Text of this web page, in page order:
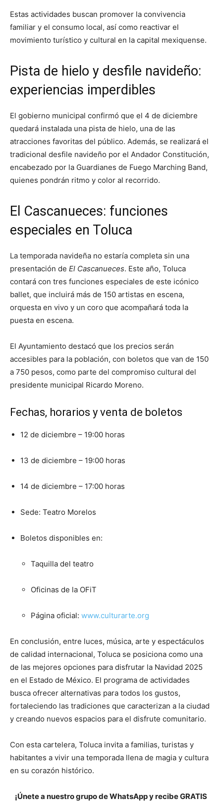
Estas actividades buscan promover la convivencia
familiar y el consumo local, así como reactivar el
movimiento turístico y cultural en la capital mexiquense.
Pista de hielo y desfile navideño:
experiencias imperdibles
El gobierno municipal confirmó que el 4 de diciembre
quedará instalada una pista de hielo, una de las
atracciones favoritas del público. Además, se realizará el
tradicional desfile navideño por el Andador Constitución,
encabezado por la Guardianes de Fuego Marching Band,
quienes pondrán ritmo y color al recorrido.
El Cascanueces: funciones
especiales en Toluca
La temporada navideña no estaría completa sin una
presentación de El Cascanueces. Este año, Toluca
contará con tres funciones especiales de este icónico
ballet, que incluirá más de 150 artistas en escena,
orquesta en vivo y un coro que acompañará toda la
puesta en escena.
El Ayuntamiento destacó que los precios serán
accesibles para la población, con boletos que van de 150
a 750 pesos, como parte del compromiso cultural del
presidente municipal Ricardo Moreno.
Fechas, horarios y venta de boletos
12 de diciembre – 19:00 horas
13 de diciembre – 19:00 horas
14 de diciembre – 17:00 horas
Sede: Teatro Morelos
Boletos disponibles en:
Taquilla del teatro
Oficinas de la OFiT
Página oficial: www.culturarte.org
En conclusión, entre luces, música, arte y espectáculos
de calidad internacional, Toluca se posiciona como una
de las mejores opciones para disfrutar la Navidad 2025
en el Estado de México. El programa de actividades
busca ofrecer alternativas para todos los gustos,
fortaleciendo las tradiciones que caracterizan a la ciudad
y creando nuevos espacios para el disfrute comunitario.
Con esta cartelera, Toluca invita a familias, turistas y
habitantes a vivir una temporada llena de magia y cultura
en su corazón histórico.
¡Únete a nuestro grupo de WhatsApp y recibe GRATIS